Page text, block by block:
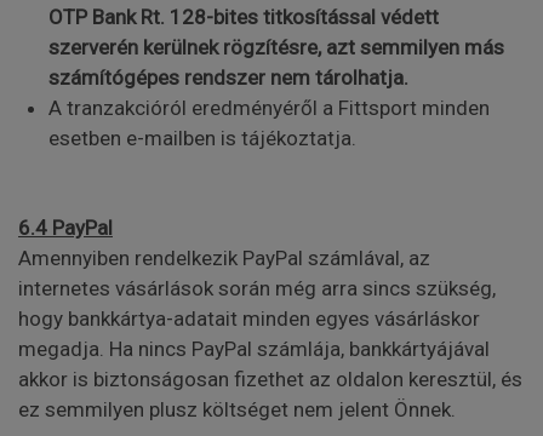
OTP Bank Rt. 128-bites titkosítással védett
szerverén kerülnek rögzítésre, azt semmilyen más
számítógépes rendszer nem tárolhatja.
A tranzakcióról eredményéről a Fittsport minden
esetben e-mailben is tájékoztatja.
6.4 PayPal
Amennyiben rendelkezik PayPal számlával, az
internetes vásárlások során még arra sincs szükség,
hogy bankkártya-adatait minden egyes vásárláskor
megadja. Ha nincs PayPal számlája, bankkártyájával
akkor is biztonságosan fizethet az oldalon keresztül, és
ez semmilyen plusz költséget nem jelent Önnek.